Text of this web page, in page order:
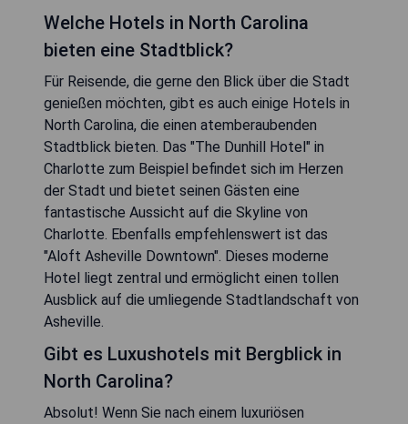
Welche Hotels in North Carolina
bieten eine Stadtblick?
Für Reisende, die gerne den Blick über die Stadt
genießen möchten, gibt es auch einige Hotels in
North Carolina, die einen atemberaubenden
Stadtblick bieten. Das "The Dunhill Hotel" in
Charlotte zum Beispiel befindet sich im Herzen
der Stadt und bietet seinen Gästen eine
fantastische Aussicht auf die Skyline von
Charlotte. Ebenfalls empfehlenswert ist das
"Aloft Asheville Downtown". Dieses moderne
Hotel liegt zentral und ermöglicht einen tollen
Ausblick auf die umliegende Stadtlandschaft von
Asheville.
Gibt es Luxushotels mit Bergblick in
North Carolina?
Absolut! Wenn Sie nach einem luxuriösen